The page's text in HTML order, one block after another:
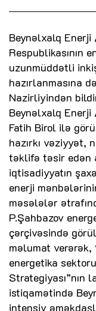
Beynəlxalq
Respublikasının
uzunmüddətli
hazırlanmasına
Nazirliyindən
Beynəlxalq Enerji
Fatih Birol ilə
hazırkı
təklifə təsir edən
iqtisadiyyatın
enerji
məsələlər
P.Şahbazov
çərçivəsində
məlumat verərək,
energetika
Strategiyası”nın
istiqamətində
intensiv